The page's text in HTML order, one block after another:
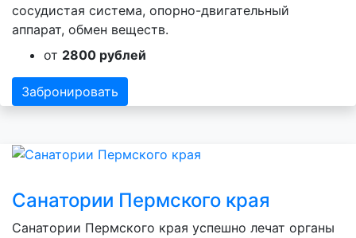
сосудистая система, опорно-двигательный
аппарат, обмен веществ.
от 2800 рублей
Забронировать
Санатории Пермского края
Санатории Пермского края успешно лечат органы